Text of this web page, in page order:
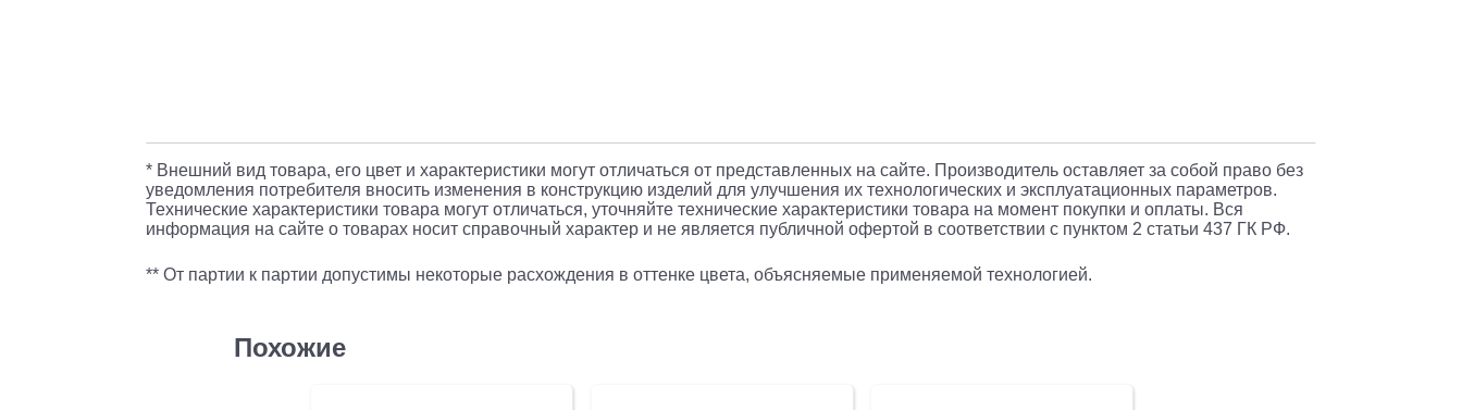
* Внешний вид товара, его цвет и характеристики могут отличаться от представленных на сайте. Производитель оставляет за собой право без
уведомления потребителя вносить изменения в конструкцию изделий для улучшения их технологических и эксплуатационных параметров.
Технические характеристики товара могут отличаться, уточняйте технические характеристики товара на момент покупки и оплаты. Вся
информация на сайте о товарах носит справочный характер и не является публичной офертой в соответствии с пунктом 2 статьи 437 ГК РФ.
** От партии к партии допустимы некоторые расхождения в оттенке цвета, объясняемые применяемой технологией.
Похожие